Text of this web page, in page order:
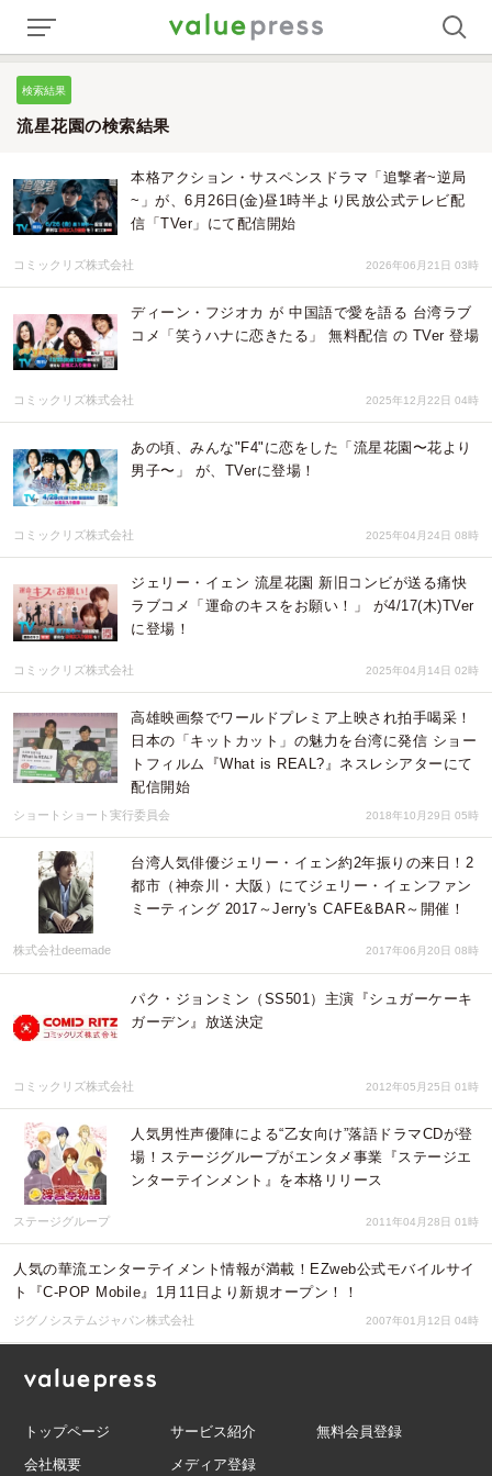
検索結果
流星花園の検索結果
本格アクション・サスペンスドラマ「追撃者~逆局
~」が、6月26日(金)昼1時半より民放公式テレビ配
信「TVer」にて配信開始
コミックリズ株式会社 2026年06月21日 03時
ディーン・フジオカ が 中国語で愛を語る 台湾ラブ
コメ「笑うハナに恋きたる」 無料配信 の TVer 登場
コミックリズ株式会社 2025年12月22日 04時
あの頃、みんな"F4"に恋をした「流星花園〜花より
男子〜」 が、TVerに登場！
コミックリズ株式会社 2025年04月24日 08時
ジェリー・イェン 流星花園 新旧コンビが送る痛快
ラブコメ「運命のキスをお願い！」 が4/17(木)TVer
に登場！
コミックリズ株式会社 2025年04月14日 02時
高雄映画祭でワールドプレミア上映され拍手喝采！
日本の「キットカット」の魅力を台湾に発信 ショー
トフィルム『What is REAL?』ネスレシアターにて
配信開始
ショートショート実行委員会 2018年10月29日 05時
台湾人気俳優ジェリー・イェン約2年振りの来日！2
都市（神奈川・大阪）にてジェリー・イェンファン
ミーティング 2017～Jerry's CAFE&BAR～開催！
株式会社deemade 2017年06月20日 08時
パク・ジョンミン（SS501）主演『シュガーケーキ
ガーデン』放送決定
コミックリズ株式会社 2012年05月25日 01時
人気男性声優陣による“乙女向け”落語ドラマCDが登
場！ステージグループがエンタメ事業『ステージエ
ンターテインメント』を本格リリース
ステージグループ 2011年04月28日 01時
人気の華流エンターテイメント情報が満載！EZweb公式モバイルサイ
ト『C-POP Mobile』1月11日より新規オープン！！
ジグノシステムジャパン株式会社 2007年01月12日 04時
トップページ サービス紹介
無料会員登録
会社概要
メディア登録